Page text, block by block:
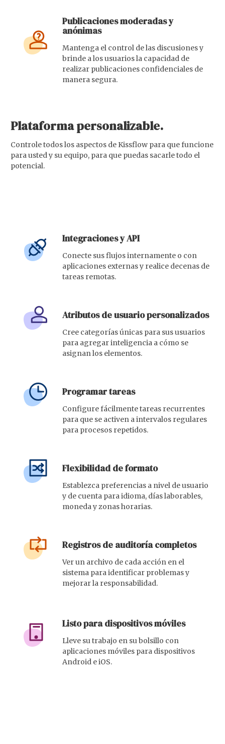
Publicaciones moderadas y
anónimas
Mantenga el control de las discusiones y
brinde a los usuarios la capacidad de
realizar publicaciones confidenciales de
manera segura.
Plataforma personalizable.
Controle todos los aspectos de Kissflow para que funcione
para usted y su equipo, para que puedas sacarle todo el
potencial.
Integraciones y API
Conecte sus flujos internamente o con
aplicaciones externas y realice decenas de
tareas remotas.
Atributos de usuario personalizados
Cree categorías únicas para sus usuarios
para agregar inteligencia a cómo se
asignan los elementos.
Programar tareas
Configure fácilmente tareas recurrentes
para que se activen a intervalos regulares
para procesos repetidos.
Flexibilidad de formato
Establezca preferencias a nivel de usuario
y de cuenta para idioma, días laborables,
moneda y zonas horarias.
Registros de auditoría completos
Ver un archivo de cada acción en el
sistema para identificar problemas y
mejorar la responsabilidad.
Listo para dispositivos móviles
Lleve su trabajo en su bolsillo con
aplicaciones móviles para dispositivos
Android e iOS.